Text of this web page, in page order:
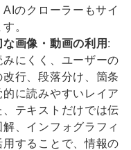
のクローラーもサイ
。
画像・動画の利用 :
にくく、ユーザーの
行、段落分け、箇条
に読みやすいレイア
テキストだけでは伝
、インフォグラフィ
することで、情報の